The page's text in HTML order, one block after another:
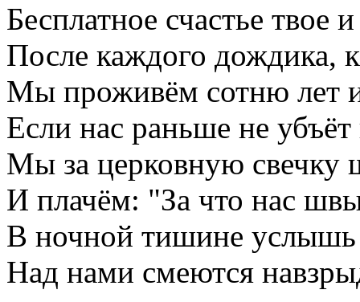
Бесплатное счастье твое
После каждого дождика,
Мы проживём сотню лет
Если нас раньше не
Мы за церковную свечку
И плачём: "За что нас
В ночной тишине услышь
Над нами смеются